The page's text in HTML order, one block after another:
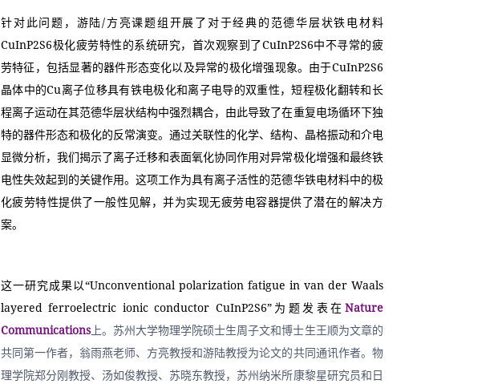
针对此问题，游陆/方亮课题组开展了对于经典的范德华层状铁电材料
CuInP2S6极化疲劳特性的系统研究，首次观察到了CuInP2S6中不寻常的疲
劳特征，包括显著的器件形态变化以及异常的极化增强现象。由于CuInP2S6
晶体中的Cu离子位移具有铁电极化和离子电导的双重性，短程极化翻转和长
程离子运动在其范德华层状结构中强烈耦合，由此导致了在重复电场循环下独
特的器件形态和极化的反常演变。通过关联性的化学、结构、晶格振动和介电
显微分析，我们揭示了离子迁移和表面氧化协同作用对异常极化增强和最终铁
电性失效起到的关键作用。这项工作为具有离子活性的范德华铁电材料中的极
化疲劳特性提供了一般性见解，并为实现无疲劳电容器提供了潜在的解决方
案。
这一研究成果以“Unconventional polarization fatigue in van der Waals
layered ferroelectric ionic conductor CuInP2S6”为题发表在 Nature
Communications上。苏州大学物理学院硕士生周子文和博士生王顺为文章的
共同第一作者，翁雨燕老师、方亮教授和游陆教授为论文的共同通讯作者。物
理学院郑分刚教授、汤如俊教授、苏晓东教授，苏州纳米所康黎星研究员和日